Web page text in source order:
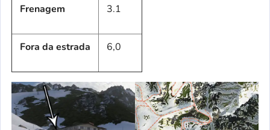
Frenagem 3.1
Fora da estrada 6,0